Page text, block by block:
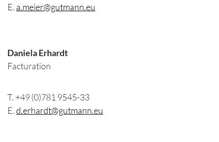
E. a.meier@gutmann.eu
Daniela Erhardt
Facturation
T. +49 (0)781 9545-33
E.d.erhardt@gutmann.eu